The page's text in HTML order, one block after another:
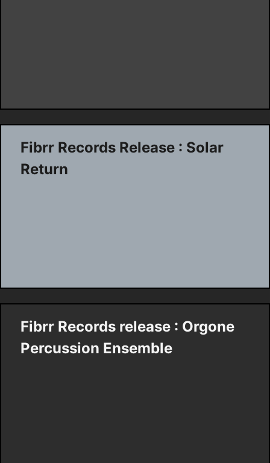
Fibrr Records Release : Solar
Return
Fibrr Records release : Orgone
Percussion Ensemble